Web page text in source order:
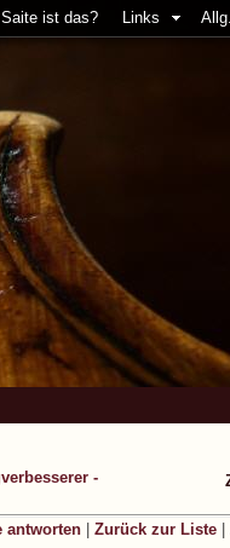
ist das? Links
-
antworten Zurück zur Liste